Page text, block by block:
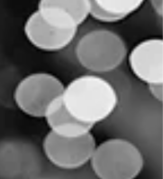
crimson robes and devoted eyes. Some
loves run deep—never loud against the
years, yet quietly remembered